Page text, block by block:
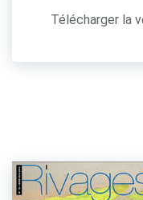
Télécharger la